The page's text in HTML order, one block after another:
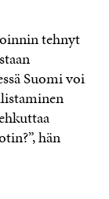
tehnyt
Suomi voi
hän